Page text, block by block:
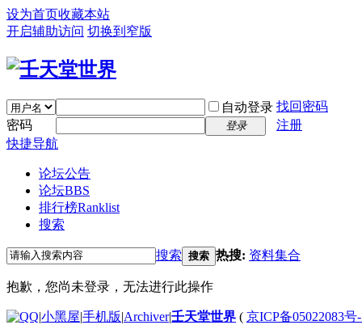
设为首页收藏本站
开启辅助访问 切换到窄版
自动登录 找回密码
密码
登录
注册
快捷导航
论坛公告
论坛BBS
排行榜Ranklist
搜索
搜索 搜索 热搜: 资料集合
抱歉，您尚未登录，无法进行此操作
|小黑屋|手机版|Archiver|壬天堂世界 ( 京ICP备05022083号